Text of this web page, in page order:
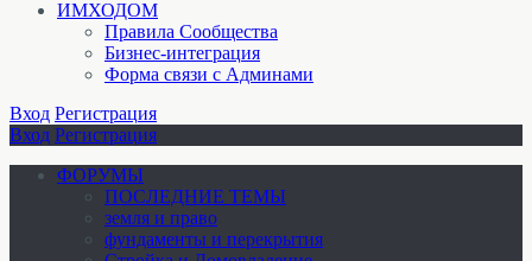
ИМХОДОМ
Правила Сообщества
Бизнес-интеграция
Форма связи с Админами
Вход Регистрация
Вход Регистрация
ФОРУМЫ
ПОСЛЕДНИЕ ТЕМЫ
земля и право
фундаменты и перекрытия